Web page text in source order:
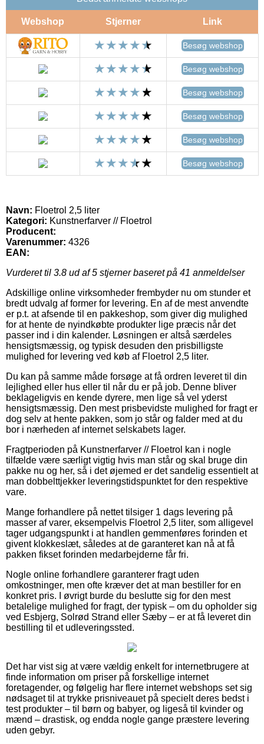
Webshop Stjerner Link
Besøg webshop
Besøg webshop
Besøg webshop
Besøg webshop
Besøg webshop
Besøg webshop
Navn: Floetrol 2,5 liter
Kategori: Kunstnerfarver // Floetrol
Producent:
Varenummer: 4326
EAN:
Vurderet til 3.8 ud af 5 stjerner baseret på 41 anmeldelser
Adskillige online virksomheder frembyder nu om stunder et
bredt udvalg af former for levering. En af de mest anvendte
er p.t. at afsende til en pakkeshop, som giver dig mulighed
for at hente de nyindkøbte produkter lige præcis når det
passer ind i din kalender. Løsningen er altså særdeles
hensigtsmæssig, og typisk desuden den prisbilligste
mulighed for levering ved køb af Floetrol 2,5 liter.
Du kan på samme måde forsøge at få ordren leveret til din
lejlighed eller hus eller til når du er på job. Denne bliver
beklageligvis en kende dyrere, men lige så vel yderst
hensigtsmæssig. Den mest prisbevidste mulighed for fragt er
dog selv at hente pakken, som jo står og falder med at du
bor i nærheden af internet selskabets lager.
Fragtperioden på Kunstnerfarver // Floetrol kan i nogle
tilfælde være særligt vigtig hvis man står og skal bruge din
pakke nu og her, så i det øjemed er det sandelig essentielt at
man dobbelttjekker leveringstidspunktet for den respektive
vare.
Mange forhandlere på nettet tilsiger 1 dags levering på
masser af varer, eksempelvis Floetrol 2,5 liter, som alligevel
tager udgangspunkt i at handlen gemmenføres forinden et
givent klokkeslæt, således at de garanteret kan nå at få
pakken fikset forinden medarbejderne får fri.
Nogle online forhandlere garanterer fragt uden
omkostninger, men ofte kræver det at man bestiller for en
konkret pris. I øvrigt burde du beslutte sig for den mest
betalelige mulighed for fragt, der typisk – om du opholder sig
ved Esbjerg, Solrød Strand eller Sæby – er at få leveret din
bestilling til et udleveringssted.
Det har vist sig at være vældig enkelt for internetbrugere at
finde information om priser på forskellige internet
foretagender, og følgelig har flere internet webshops set sig
nødsaget til at trykke prisniveauet på specielt deres bedst i
test produkter – til børn og babyer, og ligeså til kvinder og
mænd – drastisk, og endda nogle gange præstere levering
uden gebyr.